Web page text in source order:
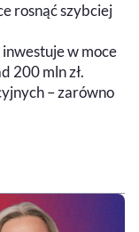
rosnąć szybciej
w moce
200 mln zł.
– zarówno